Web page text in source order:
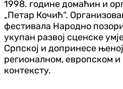
1998. године домаћин и
„Петар Кочић“.
фестивала Народно
укупан развој сценске
Српској и допринесе
регионалном, европском
контексту.